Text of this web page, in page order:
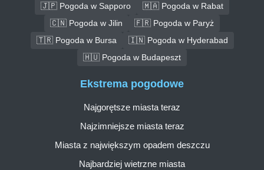
🇯🇵 Pogoda w Sapporo
🇲🇦 Pogoda w Rabat
🇨🇳 Pogoda w Jilin
🇫🇷 Pogoda w Paryż
🇹🇷 Pogoda w Bursa
🇮🇳 Pogoda w Hyderabad
🇭🇺 Pogoda w Budapeszt
Ekstrema pogodowe
Najgorętsze miasta teraz
Najzimniejsze miasta teraz
Miasta z największym opadem deszczu
Najbardziej wietrzne miasta